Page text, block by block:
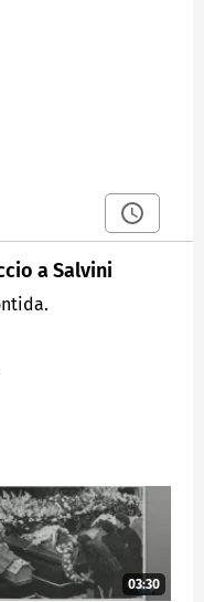
a Salvini
03:30